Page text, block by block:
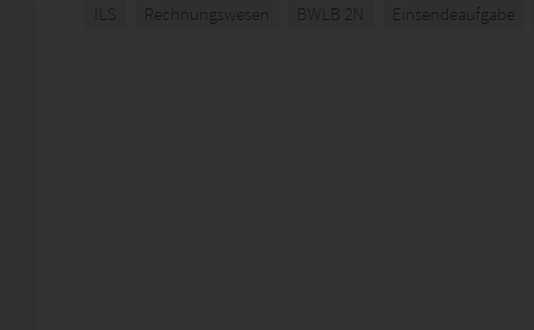
ILS Rechnungswesen BWLB 2N Einsendeaufgabe